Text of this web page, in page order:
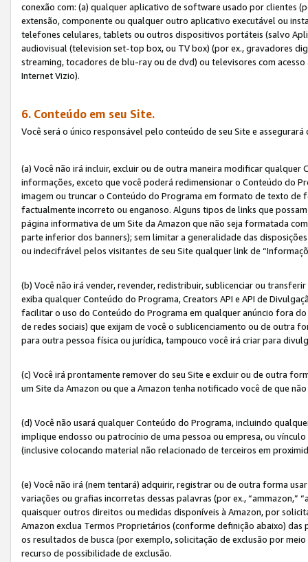
conexão com: (a) qualquer aplicativo de software usado por clientes
extensão, componente ou qualquer outro aplicativo executável ou
telefones celulares, tablets ou outros dispositivos portáteis (salvo
audiovisual (television set-top box, ou TV box) (por ex., gravadores
streaming, tocadores de blu-ray ou de dvd) ou televisores com
Internet Vizio).
6. Conteúdo em seu Site.
Você será o único responsável pelo conteúdo de seu Site e assegurará
(a) Você não irá incluir, excluir ou de outra maneira modificar
informações, exceto que você poderá redimensionar o Conteúdo do
imagem ou truncar o Conteúdo do Programa em formato de texto
factualmente incorreto ou enganoso. Alguns tipos de links que
página informativa de um Site da Amazon que não seja formatada
parte inferior dos banners); sem limitar a generalidade das
ou indecifrável pelos visitantes de seu Site qualquer link de
(b) Você não irá vender, revender, redistribuir, sublicenciar ou
exiba qualquer Conteúdo do Programa, Creators API e API de
facilitar o uso do Conteúdo do Programa em qualquer anúncio fora
de redes sociais) que exijam de você o sublicenciamento ou de outra
para outra pessoa física ou jurídica, tampouco você irá criar para
(c) Você irá prontamente remover do seu Site e excluir ou de outra
um Site da Amazon ou que a Amazon tenha notificado você de que
(d) Você não usará qualquer Conteúdo do Programa, incluindo
implique endosso ou patrocínio de uma pessoa ou empresa, ou
(inclusive colocando material não relacionado de terceiros em
(e) Você não irá (nem tentará) adquirir, registrar ou de outra forma
variações ou grafias incorretas dessas palavras (por ex., “ammazon,”
quaisquer outros direitos ou medidas disponíveis à Amazon, por
Amazon exclua Termos Proprietários (conforme definição abaixo)
os resultados de busca (por exemplo, solicitação de exclusão por
recurso de possibilidade de exclusão.